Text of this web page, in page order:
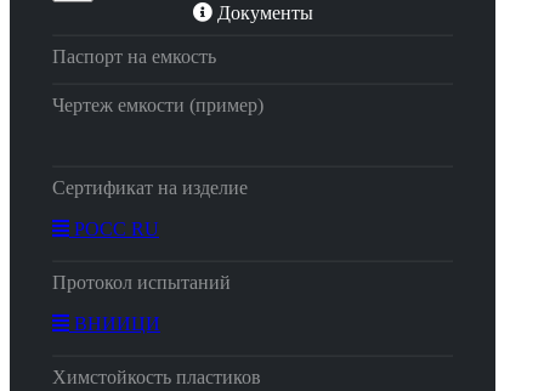
Документы
Паспорт на емкость
Чертеж емкости (пример)
Сертификат на изделие
РОСС RU
Протокол испытаний
ВНИИЦИ
Химстойкость пластиков